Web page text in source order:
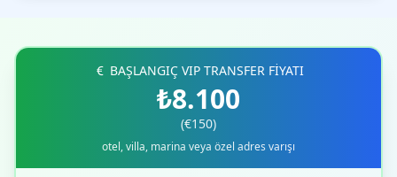
BAŞLANGIÇ VIP TRANSFER FİYATI
₺8.100
(€150)
otel, villa, marina veya özel adres varışı